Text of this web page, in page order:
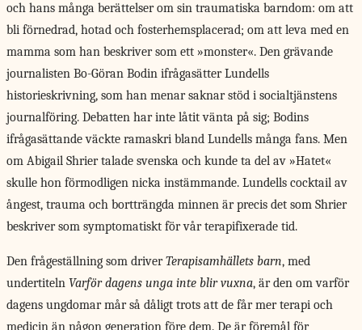
och hans många berättelser om sin traumatiska barndom: om att
bli förnedrad, hotad och fosterhemsplacerad; om att leva med en
mamma som han beskriver som ett »monster«. Den grävande
journalisten Bo-Göran Bodin ifrågasätter Lundells
historieskrivning, som han menar saknar stöd i socialtjänstens
journalföring. Debatten har inte låtit vänta på sig; Bodins
ifrågasättande väckte ramaskri bland Lundells många fans. Men
om Abigail Shrier talade svenska och kunde ta del av »Hatet«
skulle hon förmodligen nicka instämmande. Lundells cocktail av
ångest, trauma och bortträngda minnen är precis det som Shrier
beskriver som symptomatiskt för vår terapifixerade tid.
Den frågeställning som driverTerapisamhällets barn, med
undertiteln Varför dagens unga inte blir vuxna, är den om varför
dagens ungdomar mår så dåligt trots att de får mer terapi och
medicin än någon generation före dem. De är föremål för